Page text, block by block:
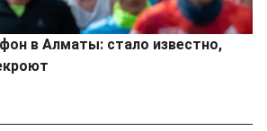
в Алматы: стало известно,